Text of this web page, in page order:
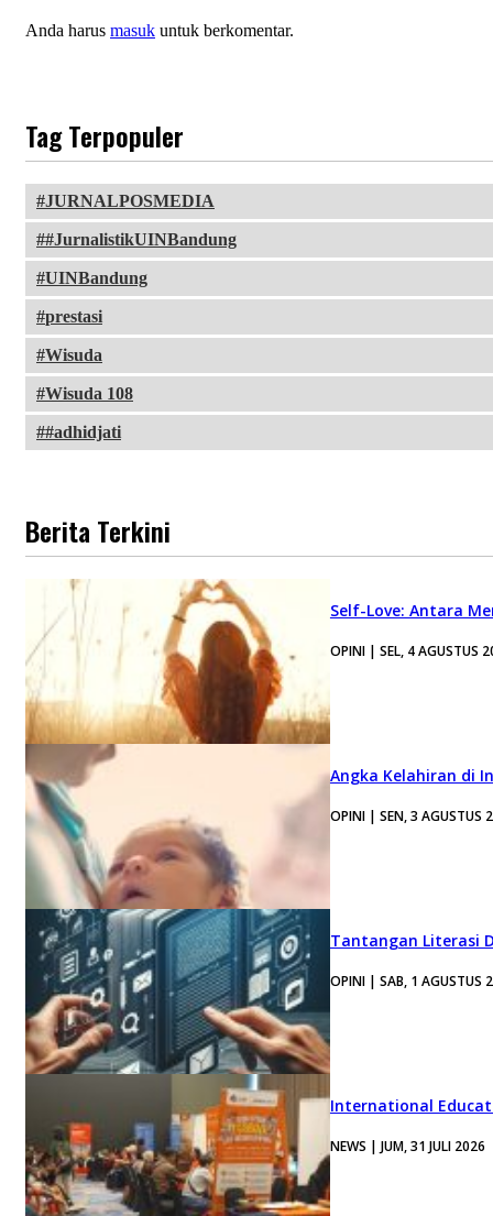
Anda harus masuk untuk berkomentar.
Tag Terpopuler
JURNALPOSMEDIA
#JurnalistikUINBandung
UINBandung
prestasi
Wisuda
Wisuda 108
#adhidjati
Berita Terkini
Self-Love: Antara
OPINI | SEL, 4 AGUSTUS
Angka Kelahiran di
OPINI | SEN, 3 AGUSTUS
Tantangan Literasi
OPINI | SAB, 1 AGUSTUS
International
NEWS | JUM, 31 JULI 2026